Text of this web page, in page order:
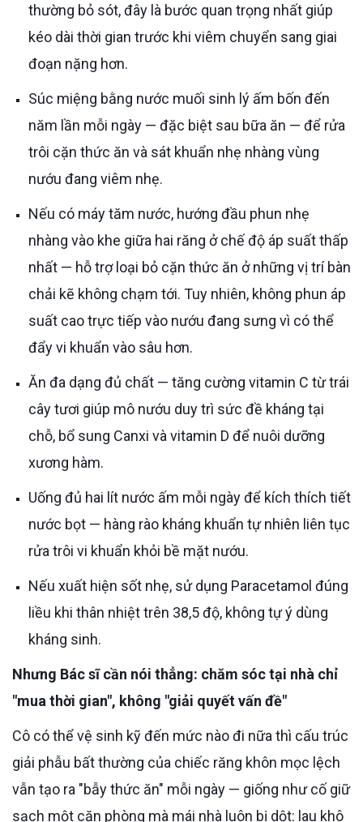
thường bỏ sót, đây là bước quan trọng nhất giúp
kéo dài thời gian trước khi viêm chuyển sang giai
đoạn nặng hơn.
Súc miệng bằng nước muối sinh lý ấm bốn đến
năm lần mỗi ngày — đặc biệt sau bữa ăn — để rửa
trôi cặn thức ăn và sát khuẩn nhẹ nhàng vùng
nướu đang viêm nhẹ.
Nếu có máy tăm nước, hướng đầu phun nhẹ
nhàng vào khe giữa hai răng ở chế độ áp suất thấp
nhất — hỗ trợ loại bỏ cặn thức ăn ở những vị trí bàn
chải kẽ không chạm tới. Tuy nhiên, không phun áp
suất cao trực tiếp vào nướu đang sưng vì có thể
đẩy vi khuẩn vào sâu hơn.
Ăn đa dạng đủ chất — tăng cường vitamin C từ trái
cây tươi giúp mô nướu duy trì sức đề kháng tại
chỗ, bổ sung Canxi và vitamin D để nuôi dưỡng
xương hàm.
Uống đủ hai lít nước ấm mỗi ngày để kích thích tiết
nước bọt — hàng rào kháng khuẩn tự nhiên liên tục
rửa trôi vi khuẩn khỏi bề mặt nướu.
Nếu xuất hiện sốt nhẹ, sử dụng Paracetamol đúng
liều khi thân nhiệt trên 38,5 độ, không tự ý dùng
kháng sinh.
Nhưng Bác sĩ cần nói thẳng: chăm sóc tại nhà chỉ
"mua thời gian", không "giải quyết vấn đề"
Cô có thể vệ sinh kỹ đến mức nào đi nữa thì cấu trúc
giải phẫu bất thường của chiếc răng khôn mọc lệch
vẫn tạo ra "bẫy thức ăn" mỗi ngày — giống như cố giữ
sạch một căn phòng mà mái nhà luôn bị dột: lau khô